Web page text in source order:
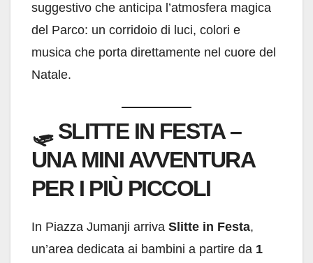
suggestivo che anticipa l’atmosfera magica
del Parco: un corridoio di luci, colori e
musica che porta direttamente nel cuore del
Natale.
🛷SLITTE IN FESTA –
UNA MINI AVVENTURA
PER I PIÙ PICCOLI
In Piazza Jumanji arriva Slitte in Festa,
un’area dedicata ai bambini a partire da 1